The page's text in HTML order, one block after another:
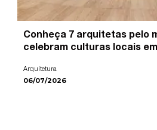
Conheça 7 arquitetas pelo
celebram culturas locais
Arquitetura
06/07/2026